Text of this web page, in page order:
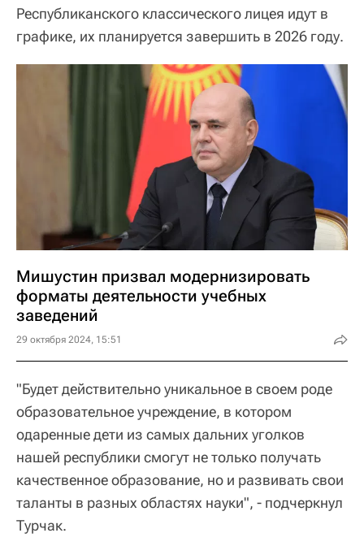
Республиканского классического лицея идут в
графике, их планируется завершить в 2026 году.
Мишустин призвал модернизировать
форматы деятельности учебных
заведений
29 октября 2024, 15:51
"Будет действительно уникальное в своем роде
образовательное учреждение, в котором
одаренные дети из самых дальних уголков
нашей республики смогут не только получать
качественное образование, но и развивать свои
таланты в разных областях науки", - подчеркнул
Турчак.